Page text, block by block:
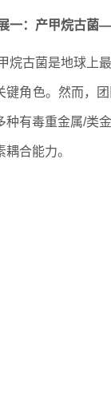
一：产甲烷古菌
烷古菌是地球上
键角色。然而，
种有毒重金属/类
耦合能力。